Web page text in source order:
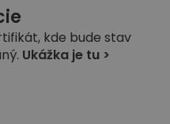
kde bude stav
Ukážka je tu >